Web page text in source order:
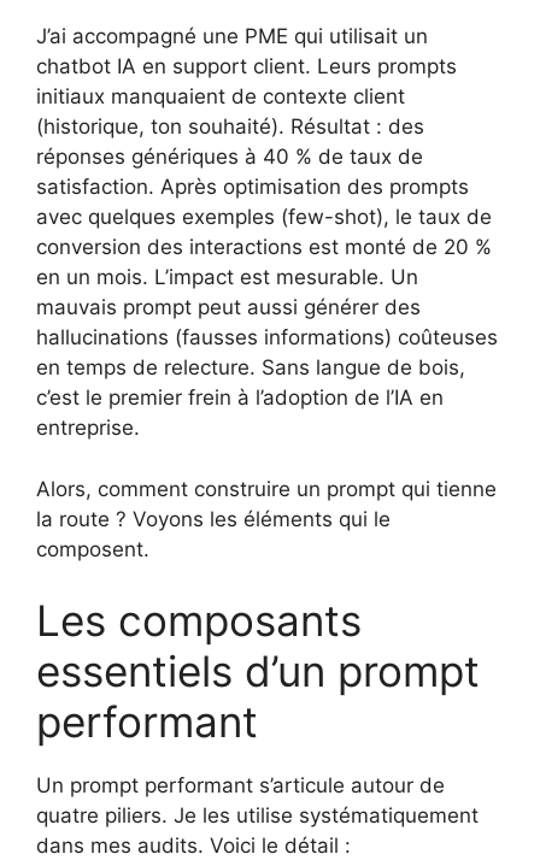
J’ai accompagné une PME qui utilisait un
chatbot IA en support client. Leurs prompts
initiaux manquaient de contexte client
(historique, ton souhaité). Résultat : des
réponses génériques à 40 % de taux de
satisfaction. Après optimisation des prompts
avec quelques exemples (few-shot), le taux de
conversion des interactions est monté de 20 %
en un mois. L’impact est mesurable. Un
mauvais prompt peut aussi générer des
hallucinations (fausses informations) coûteuses
en temps de relecture. Sans langue de bois,
c’est le premier frein à l’adoption de l’IA en
entreprise.
Alors, comment construire un prompt qui tienne
la route ? Voyons les éléments qui le
composent.
Les composants
essentiels d’un prompt
performant
Un prompt performant s’articule autour de
quatre piliers. Je les utilise systématiquement
dans mes audits. Voici le détail :